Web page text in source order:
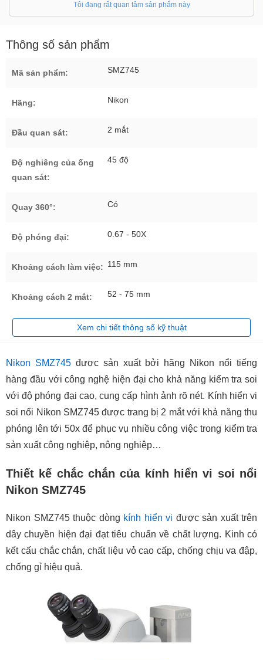
Tôi đang rất quan tâm sản phẩm này
Thông số sản phẩm
Mã sản phẩm: SMZ745
Hãng: Nikon
Đầu quan sát: 2 mắt
Độ nghiêng của ống
quan sát:
45 độ
Quay 360°: Có
Độ phóng đại: 0.67 - 50X
Khoảng cách làm việc: 115 mm
Khoảng cách 2 mắt: 52 - 75 mm
Xem chi tiết thông số kỹ thuật
Nikon SMZ745được sản xuất bởi hãng Nikon nổi tiếng
hàng đầu với công nghệ hiện đại cho khả năng kiểm tra soi
với độ phóng đại cao, cung cấp hình ảnh rõ nét. Kính hiển vi
soi nổi Nikon SMZ745 được trang bị 2 mắt với khả năng thu
phóng lên tới 50x để phục vụ nhiều công việc trong kiểm tra
sản xuất công nghiệp, nông nghiệp…
Thiết kế chắc chắn của kính hiển vi soi nổi
Nikon SMZ745
Nikon SMZ745 thuộc dòng kính hiển vi được sản xuất trên
dây chuyền hiện đại đạt tiêu chuẩn về chất lượng. Kinh có
kết cấu chắc chắn, chất liệu vỏ cao cấp, chống chịu va đập,
chống gỉ hiệu quả.